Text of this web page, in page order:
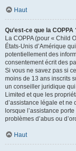
Haut
Qu’est-ce que la COPPA
La COPPA (pour « Child
États-Unis d’Amérique
potentiellement des
consentement écrit des
Si vous ne savez pas si
moins de 13 ans inscrits
un conseiller juridique
Limited et que les
d’assistance légale et ne
lorsque l’assistance
problèmes d’abus ou
Haut